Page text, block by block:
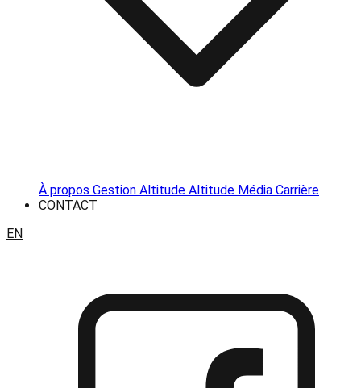
À propos Gestion Altitude Altitude Média Carrière
CONTACT
EN